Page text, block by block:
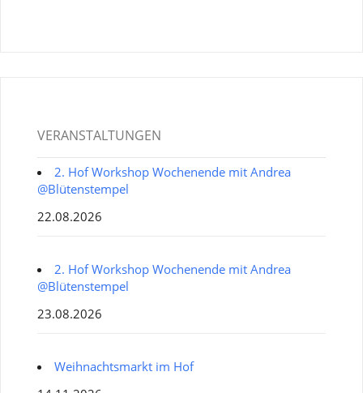
VERANSTALTUNGEN
2. Hof Workshop Wochenende mit Andrea
@Blütenstempel
22.08.2026
2. Hof Workshop Wochenende mit Andrea
@Blütenstempel
23.08.2026
Weihnachtsmarkt im Hof